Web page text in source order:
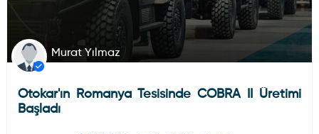
Murat Yılmaz
Otokar'ın Romanya Tesisinde COBRA II Üretimi
Başladı
Silah ve Mühimmatlar
Füze ve Roketler 226